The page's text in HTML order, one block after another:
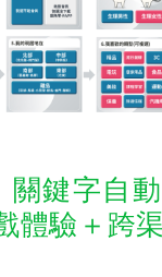
鍵字自
體驗＋跨